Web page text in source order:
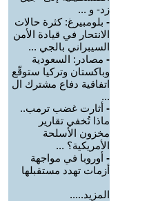
زد- و ...
- بلومبيرغ: كثرة حالات
الانتحار في قيادة الأمن
السيبراني بالجي ...
- مصادر: السعودية
وباكستان وتركيا ستوقّع
اتفاقية دفاع مشترك ال
...
- أثارت غضب ترمب..
ماذا تُخفي تقارير
مخزون الأسلحة
الأمريكية؟ ...
- أوروبا في مواجهة
أزمات تهدد مستقبلها
المزيد.....